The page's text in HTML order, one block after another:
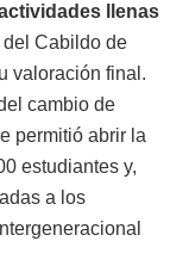
llenas
del Cabildo de
valoración final.
cambio de
permitió abrir la
estudiantes y,
a los